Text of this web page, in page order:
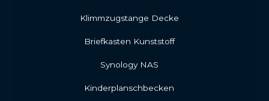
Klimmzugstange Decke
Briefkasten Kunststoff
Synology NAS
Kinderplanschbecken